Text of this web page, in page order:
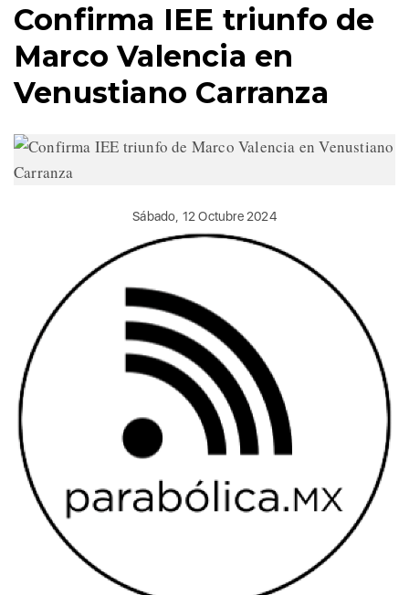
Confirma IEE triunfo de
Marco Valencia en
Venustiano Carranza
Sábado, 12 Octubre 2024